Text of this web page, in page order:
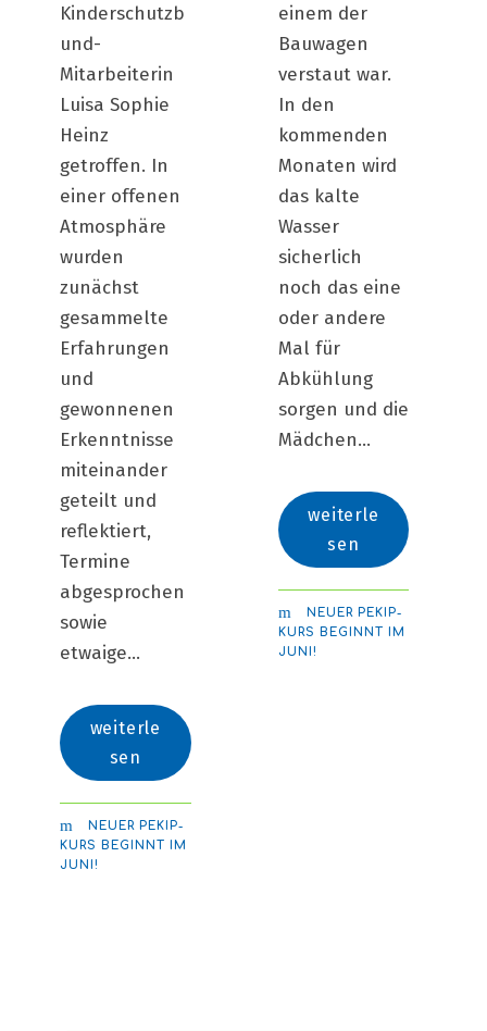
Kinderschutzb
und-
Mitarbeiterin
Luisa Sophie
Heinz
getroffen. In
einer offenen
Atmosphäre
wurden
zunächst
gesammelte
Erfahrungen
und
gewonnenen
Erkenntnisse
miteinander
geteilt und
reflektiert,
Termine
abgesprochen
sowie
etwaige...
weiterle
sen
NEUER PEKIP-
KURS BEGINNT IM
JUNI!
einem der
Bauwagen
verstaut war.
In den
kommenden
Monaten wird
das kalte
Wasser
sicherlich
noch das eine
oder andere
Mal für
Abkühlung
sorgen und die
Mädchen...
weiterle
sen
NEUER PEKIP-
KURS BEGINNT IM
JUNI!